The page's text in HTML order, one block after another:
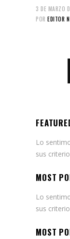
3 DE MARZO
POR EDITOR
Lo
sus
MOST
Lo
sus
MOST